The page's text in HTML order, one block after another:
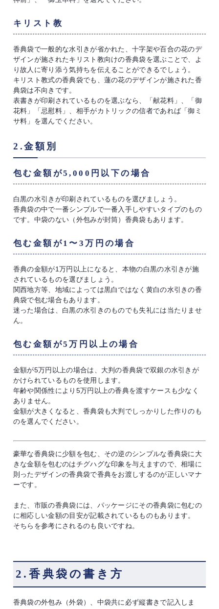
キリスト教
香典袋で一般的な水引きが省かれた、十字架や百合の花のデ
ザインが施されたキリスト教向けの香典袋を選ぶことで、よ
り故人に寄り添う気持ちを伝えることができるでしょう。
キリスト教式の香典袋でも、蓮の花のデザインが施された香
典袋は不向きです。
表書きが印刷されているものを選ぶなら、「献花料」、「御
花料」「忌慰料」、相手がカトリックの信者であれば「御ミ
サ料」を選んでください。
2.金額別
包む金額が5,000円以下の場合
白黒の水引きが印刷されているものを選びましょう。
香典袋の中で一番シンプルで一番入手しやすいタイプのもの
です。中袋のない（外包みが封筒）香典袋もあります。
包む金額が1〜3万円の場合
香典の金額が1万円以上になると、本物の白黒の水引きが施
されているものを選びましょう。
関西地方等、地域によっては黒白ではなく黄白の水引きの香
典袋で包む場合もあります。
迷った場合は、白黒の水引きのものでも失礼には当たりませ
ん。
包む金額が5万円以上の場合
金額が5万円以上の場合は、大判の香典袋で双銀の水引きが
かけられているものを使用します。
年齢や関係性により5万円以上の香典を渡すケースも少なく
ありません。
金額が大きくなると、香典袋も大判でしっかりした作りのも
のを選んでください。
豪華な香典袋に少額を包む、その逆のシンプルな香典袋に大
きな金額を包むのはチグハグな印象を与えますので、相場に
則ったデザインの香典袋で香典をお渡しするのが正しいマナ
ーです。
また、市販の香典袋には、パッケージにその香典袋に包むの
に相応しい金額の目安が記載されているものもあります。
そちらを参考にされるのも良いですね。
2.香典袋の書き方
香典袋の外包み（外袋）、中袋共に必ず縦書きで記入しま